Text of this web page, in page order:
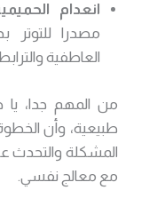
انعدام
مصدرا للتوتر
العاطفية
من المهم جدا،
طبيعية، وأن
المشكلة والتحدث
مع معالج نفسي.